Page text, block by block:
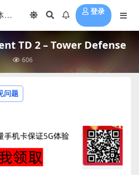
登录
TD 2 – Tower Defense
606
问题